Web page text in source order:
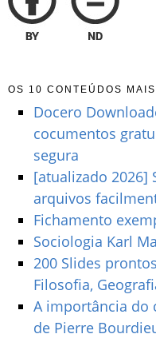
OS 10 CONTEÚDOS
Docero
cocumentos
segura
[atualizado 2026]
arquivos
Fichamento
Sociologia Karl
200 Slides
Filosofia,
A importância do
de Pierre